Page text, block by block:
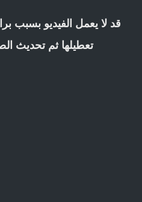
قد لا يعمل الفيديو بسبب
تعطيلها ثم تحديث